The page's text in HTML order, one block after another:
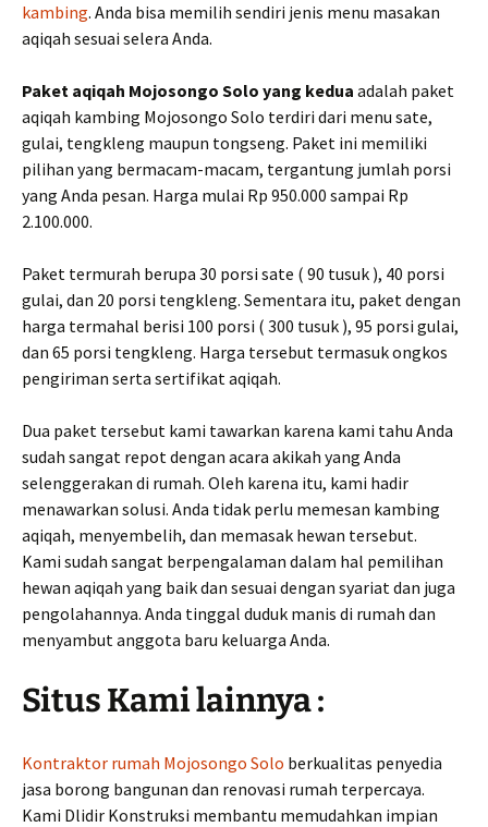
kambing. Anda bisa memilih sendiri jenis menu masakan
aqiqah sesuai selera Anda.
Paket aqiqah Mojosongo Solo yang kedua adalah paket
aqiqah kambing Mojosongo Solo terdiri dari menu sate,
gulai, tengkleng maupun tongseng. Paket ini memiliki
pilihan yang bermacam-macam, tergantung jumlah porsi
yang Anda pesan. Harga mulai Rp 950.000 sampai Rp
2.100.000.
Paket termurah berupa 30 porsi sate ( 90 tusuk ), 40 porsi
gulai, dan 20 porsi tengkleng. Sementara itu, paket dengan
harga termahal berisi 100 porsi ( 300 tusuk ), 95 porsi gulai,
dan 65 porsi tengkleng. Harga tersebut termasuk ongkos
pengiriman serta sertifikat aqiqah.
Dua paket tersebut kami tawarkan karena kami tahu Anda
sudah sangat repot dengan acara akikah yang Anda
selenggerakan di rumah. Oleh karena itu, kami hadir
menawarkan solusi. Anda tidak perlu memesan kambing
aqiqah, menyembelih, dan memasak hewan tersebut.
Kami sudah sangat berpengalaman dalam hal pemilihan
hewan aqiqah yang baik dan sesuai dengan syariat dan juga
pengolahannya. Anda tinggal duduk manis di rumah dan
menyambut anggota baru keluarga Anda.
Situs Kami lainnya :
Kontraktor rumah Mojosongo Solo berkualitas penyedia
jasa borong bangunan dan renovasi rumah terpercaya.
Kami Dlidir Konstruksi membantu memudahkan impian